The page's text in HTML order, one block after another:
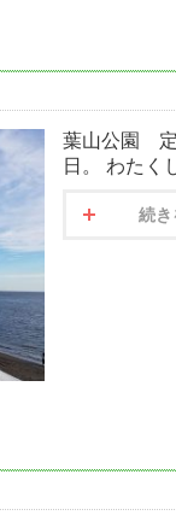
葉山公園 定
日。 わたく
続